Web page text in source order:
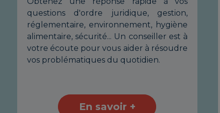
questions d'ordre juridique, gestion,
réglementaire, environnement, hygiène
alimentaire, sécurité... Un conseiller est à
votre écoute pour vous aider à résoudre
vos problématiques du quotidien.
En savoir +